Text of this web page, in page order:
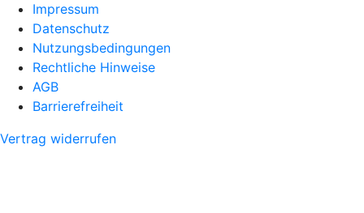
Impressum
Datenschutz
Nutzungsbedingungen
Rechtliche Hinweise
AGB
Barrierefreiheit
Vertrag widerrufen